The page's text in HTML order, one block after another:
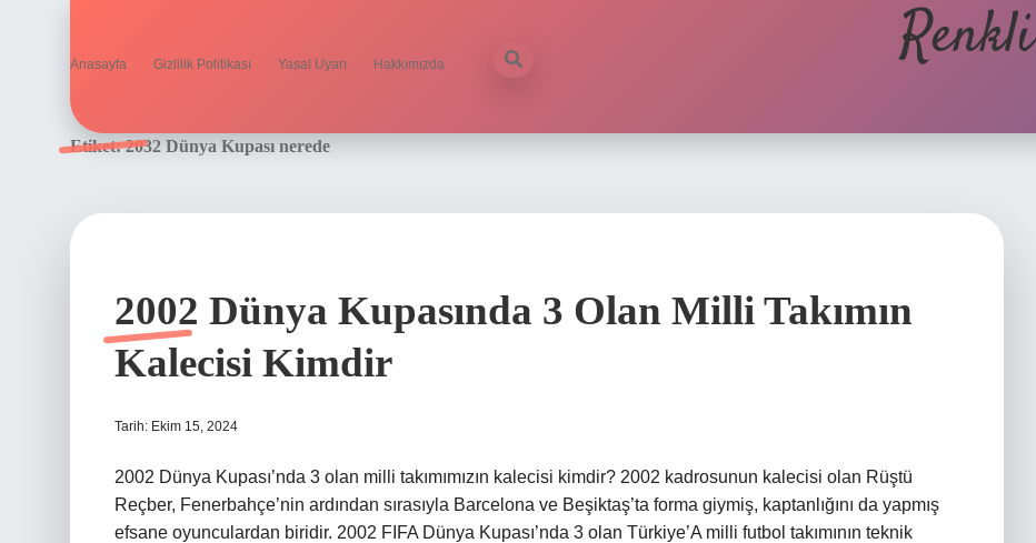
Anasayfa Gizlilik Politikası Yasal Uyarı Hakkımızda
Etiket:2032 Dünya Kupası nerede
2002 Dünya Kupasında 3 Olan Milli Takımın
Kalecisi Kimdir
Tarih: Ekim 15, 2024
2002 Dünya Kupası’nda 3 olan milli takımımızın kalecisi kimdir? 2002 kadrosunun kalecisi olan Rüştü
Reçber, Fenerbahçe’nin ardından sırasıyla Barcelona ve Beşiktaş’ta forma giymiş, kaptanlığını da yapmış
efsane oyunculardan biridir. 2002 FIFA Dünya Kupası’nda 3 olan Türkiye’A milli futbol takımının teknik